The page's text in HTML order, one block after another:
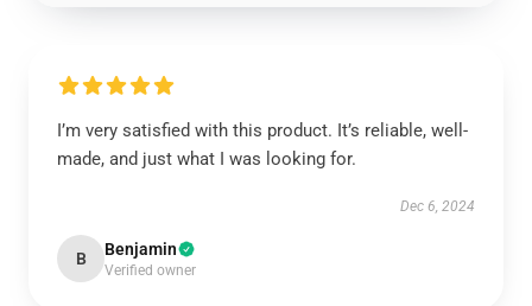
I’m very satisfied with this product. It’s reliable, well-
made, and just what I was looking for.
Dec 6, 2024
B Benjamin
Verified owner